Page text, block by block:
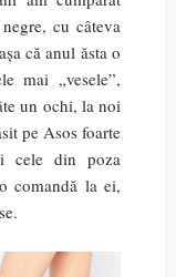
cu câteva
că anul ăsta o
mai „vesele”,
un ochi, la noi
pe Asos foarte
cele din poza
comandă la ei,